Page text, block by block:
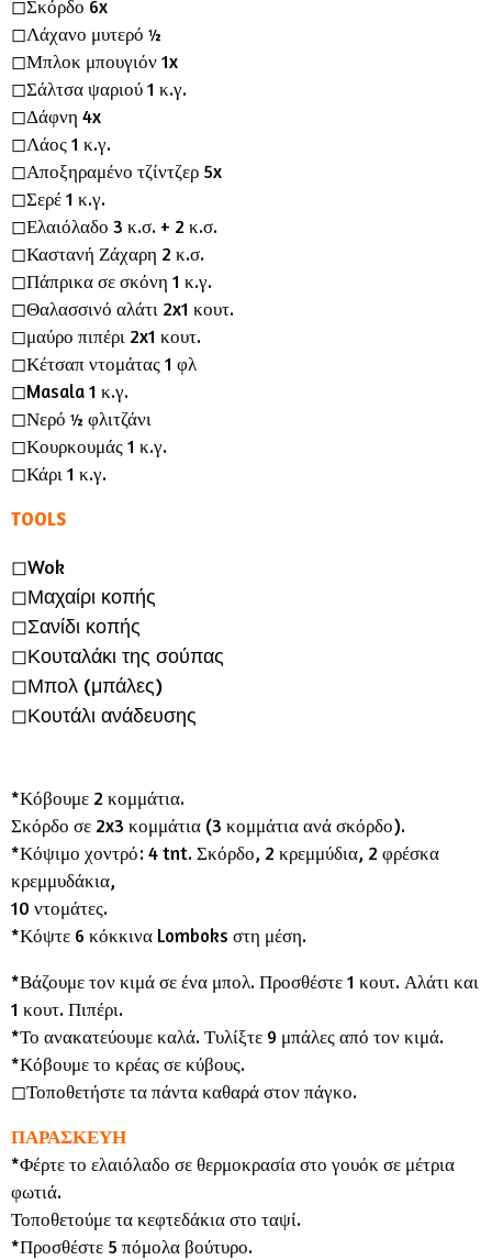
◻︎Σκόρδο 6x
◻︎Λάχανο μυτερό ½
◻︎Μπλοκ μπουγιόν 1x
◻︎Σάλτσα ψαριού 1 κ.γ.
◻︎Δάφνη 4x
◻︎Λάος 1 κ.γ.
◻︎Αποξηραμένο τζίντζερ 5x
◻︎Σερέ 1 κ.γ.
◻︎Ελαιόλαδο 3 κ.σ. + 2 κ.σ.
◻︎Καστανή Ζάχαρη 2 κ.σ.
◻︎Πάπρικα σε σκόνη 1 κ.γ.
◻︎Θαλασσινό αλάτι 2x1 κουτ.
◻︎μαύρο πιπέρι 2x1 κουτ.
◻︎Κέτσαπ ντομάτας 1 φλ
◻︎Masala 1 κ.γ.
◻︎Νερό ½ φλιτζάνι
◻︎Κουρκουμάς 1 κ.γ.
◻︎Κάρι 1 κ.γ.
TOOLS
◻︎Wok
◻︎Μαχαίρι κοπής
◻︎Σανίδι κοπής
◻︎Κουταλάκι της σούπας
◻︎Μπολ (μπάλες)
◻︎Κουτάλι ανάδευσης
*Κόβουμε 2 κομμάτια.
Σκόρδο σε 2x3 κομμάτια (3 κομμάτια ανά σκόρδο).
*Κόψιμο χοντρό: 4 tnt. Σκόρδο, 2 κρεμμύδια, 2 φρέσκα
κρεμμυδάκια,
10 ντομάτες.
*Κόψτε 6 κόκκινα Lomboks στη μέση.
*Βάζουμε τον κιμά σε ένα μπολ. Προσθέστε 1 κουτ. Αλάτι και
1 κουτ. Πιπέρι.
*Το ανακατεύουμε καλά. Τυλίξτε 9 μπάλες από τον κιμά.
*Κόβουμε το κρέας σε κύβους.
◻︎Τοποθετήστε τα πάντα καθαρά στον πάγκο.
ΠΑΡΑΣΚΕΥΗ
*Φέρτε το ελαιόλαδο σε θερμοκρασία στο γουόκ σε μέτρια
φωτιά.
Τοποθετούμε τα κεφτεδάκια στο ταψί.
*Προσθέστε 5 πόμολα βούτυρο.